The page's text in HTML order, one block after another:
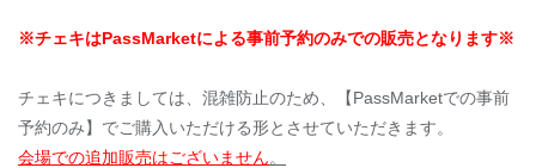
※チェキはPassMarketによる事前予約のみでの販売となります※
チェキにつきましては、混雑防止のため、【PassMarketでの事前
予約のみ】でご購入いただける形とさせていただきます。
会場での追加販売はございません。